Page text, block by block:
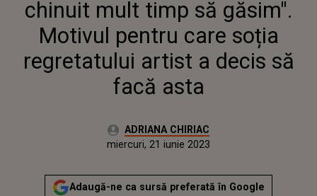
SĂ FACĂ ASTA
chinuit mult timp să găsim".
Motivul pentru care soția
regretatului artist a decis să
facă asta
Autor:ADRIANA CHIRIAC
miercuri, 21 iunie 2023Actualizat:
miercuri, 21 iunie 2023
Adaugă-ne ca sursă preferată în Google